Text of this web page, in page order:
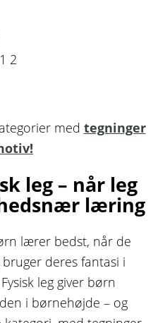
med tegninger
leg – når leg
læring
lærer bedst, når de
deres fantasi i
leg giver børn
i børnehøjde – og